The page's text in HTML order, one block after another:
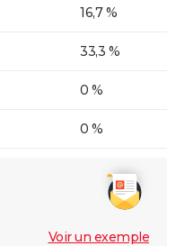
16,7 %
33,3 %
0 %
0 %
Voir un exemple